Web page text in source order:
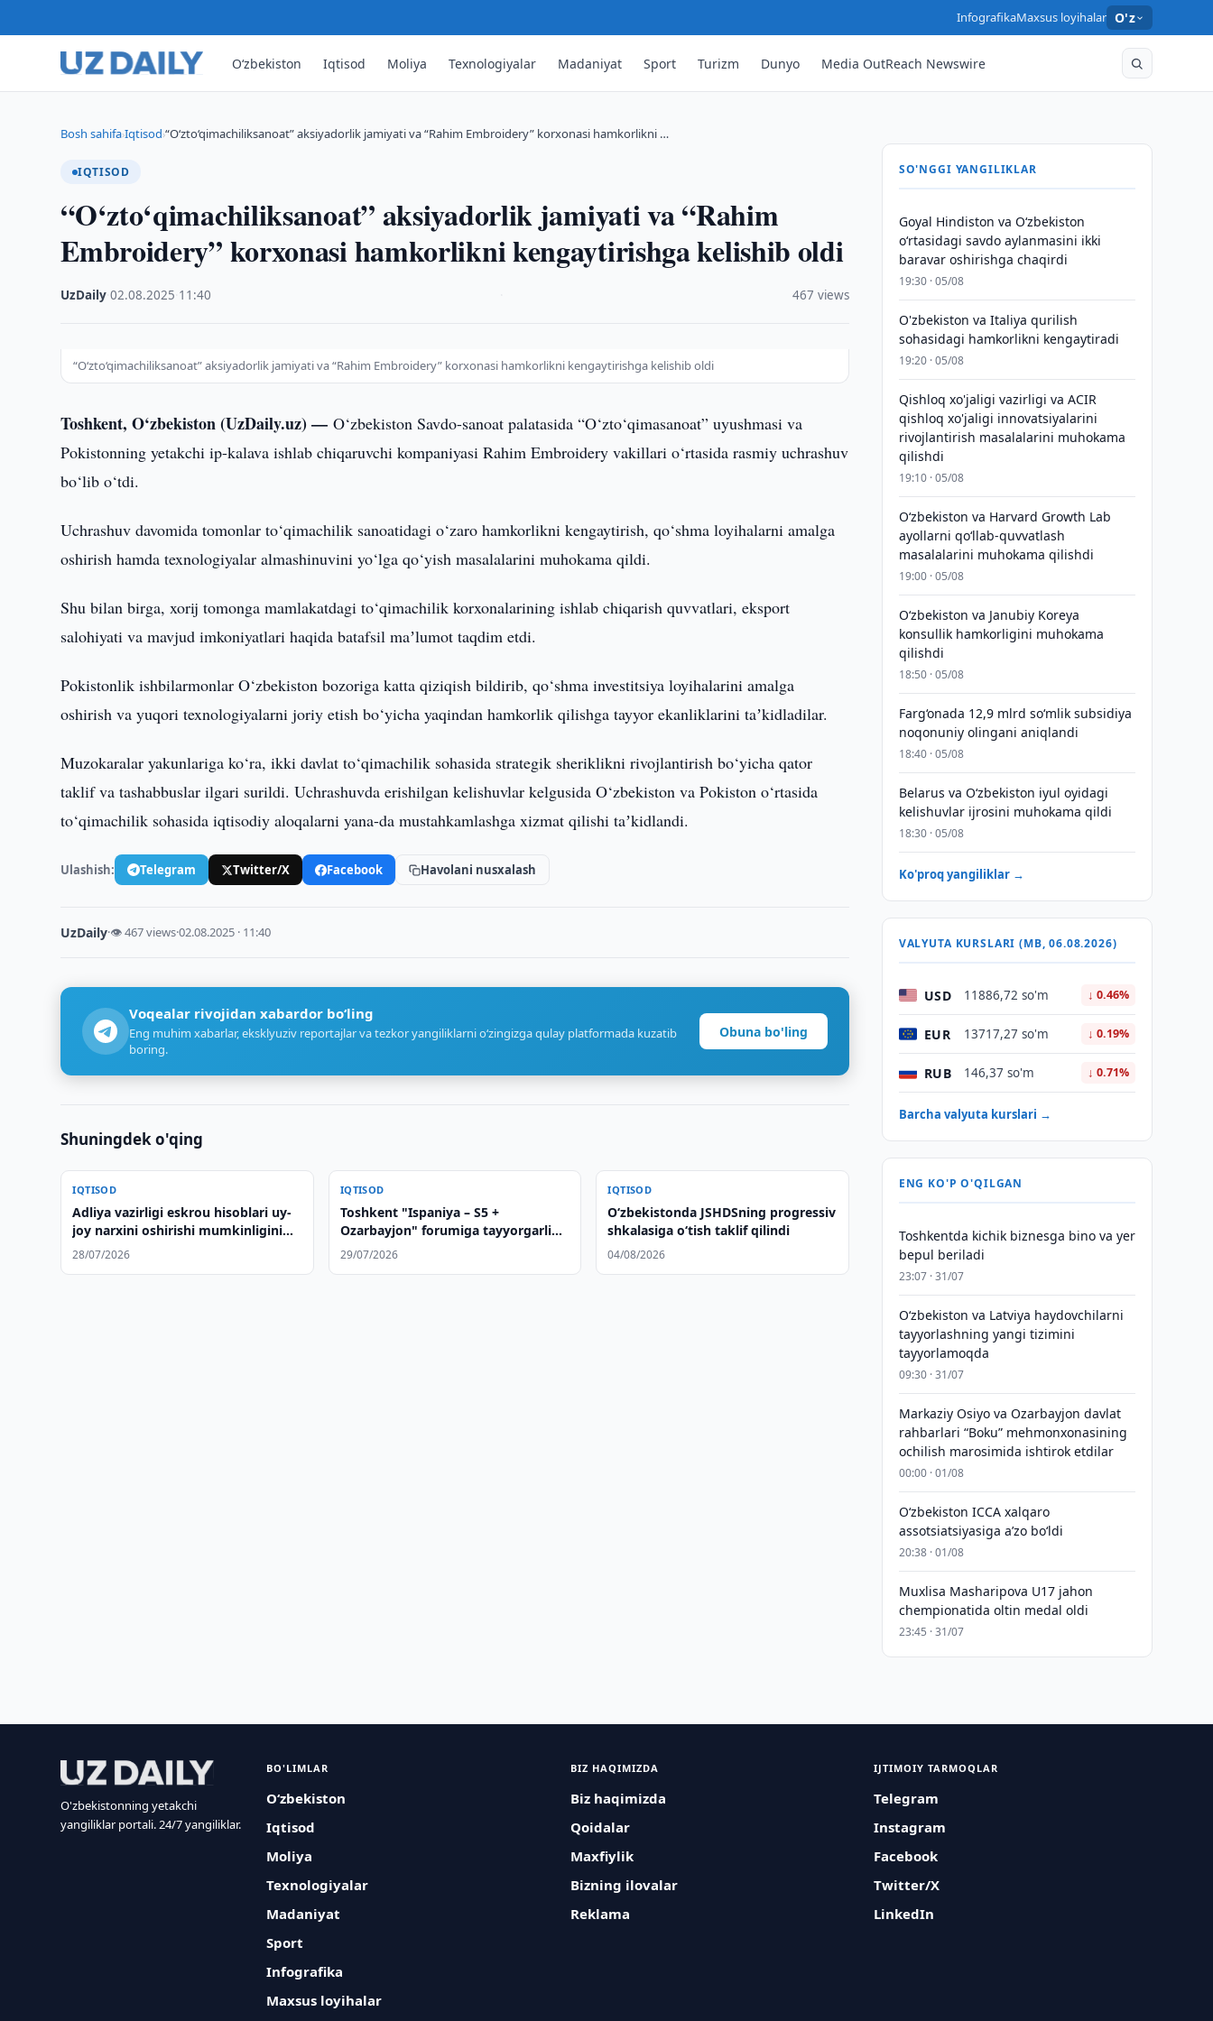
InfografikaMaxsus loyihalar O'z
O‘zbekiston Iqtisod Moliya Texnologiyalar Madaniyat Sport Turizm Dunyo Media OutReach Newswire
Bosh sahifa›Iqtisod›“O‘zto‘qimachiliksanoat” aksiyadorlik jamiyati va “Rahim Embroidery” korxonasi hamkorlikni …
IQTISOD
“O‘zto‘qimachiliksanoat” aksiyadorlik jamiyati va “Rahim
Embroidery” korxonasi hamkorlikni kengaytirishga kelishib oldi
UzDaily ·02.08.2025 11:40 467 views
“O‘zto‘qimachiliksanoat” aksiyadorlik jamiyati va “Rahim Embroidery” korxonasi hamkorlikni kengaytirishga kelishib oldi
Toshkent, O‘zbekiston (UzDaily.uz) —O‘zbekiston Savdo-sanoat palatasida “O‘zto‘qimasanoat” uyushmasi va
Pokistonning yetakchi ip-kalava ishlab chiqaruvchi kompaniyasi Rahim Embroidery vakillari o‘rtasida rasmiy uchrashuv
bo‘lib o‘tdi.
Uchrashuv davomida tomonlar to‘qimachilik sanoatidagi o‘zaro hamkorlikni kengaytirish, qo‘shma loyihalarni amalga
oshirish hamda texnologiyalar almashinuvini yo‘lga qo‘yish masalalarini muhokama qildi.
Shu bilan birga, xorij tomonga mamlakatdagi to‘qimachilik korxonalarining ishlab chiqarish quvvatlari, eksport
salohiyati va mavjud imkoniyatlari haqida batafsil maʼlumot taqdim etdi.
Pokistonlik ishbilarmonlar O‘zbekiston bozoriga katta qiziqish bildirib, qo‘shma investitsiya loyihalarini amalga
oshirish va yuqori texnologiyalarni joriy etish bo‘yicha yaqindan hamkorlik qilishga tayyor ekanliklarini taʼkidladilar.
Muzokaralar yakunlariga ko‘ra, ikki davlat to‘qimachilik sohasida strategik sheriklikni rivojlantirish bo‘yicha qator
taklif va tashabbuslar ilgari surildi. Uchrashuvda erishilgan kelishuvlar kelgusida O‘zbekiston va Pokiston o‘rtasida
to‘qimachilik sohasida iqtisodiy aloqalarni yana-da mustahkamlashga xizmat qilishi taʼkidlandi.
Ulashish: Telegram Twitter/X Facebook Havolani nusxalash
UzDaily·👁 467 views·02.08.2025 · 11:40
Voqealar rivojidan xabardor bo‘ling
Eng muhim xabarlar, eksklyuziv reportajlar va tezkor yangiliklarni o‘zingizga qulay platformada kuzatib
boring.
Obuna bo'ling
Shuningdek o'qing
IQTISOD
Adliya vazirligi eskrou hisoblari uy-
joy narxini oshirishi mumkinligini
bildirdi
28/07/2026
IQTISOD
Toshkent "Ispaniya – S5 +
Ozarbayjon" forumiga tayyorgarlik
ko'rmoqda
29/07/2026
IQTISOD
O‘zbekistonda JSHDSning progressiv
shkalasiga o‘tish taklif qilindi
04/08/2026
SO'NGGI YANGILIKLAR
Goyal Hindiston va Oʻzbekiston
oʻrtasidagi savdo aylanmasini ikki
baravar oshirishga chaqirdi
19:30 · 05/08
O'zbekiston va Italiya qurilish
sohasidagi hamkorlikni kengaytiradi
19:20 · 05/08
Qishloq xo'jaligi vazirligi va ACIR
qishloq xo'jaligi innovatsiyalarini
rivojlantirish masalalarini muhokama
qilishdi
19:10 · 05/08
Oʻzbekiston va Harvard Growth Lab
ayollarni qoʻllab-quvvatlash
masalalarini muhokama qilishdi
19:00 · 05/08
Oʻzbekiston va Janubiy Koreya
konsullik hamkorligini muhokama
qilishdi
18:50 · 05/08
Farg‘onada 12,9 mlrd so‘mlik subsidiya
noqonuniy olingani aniqlandi
18:40 · 05/08
Belarus va O‘zbekiston iyul oyidagi
kelishuvlar ijrosini muhokama qildi
18:30 · 05/08
Ko'proq yangiliklar →
VALYUTA KURSLARI (MB, 06.08.2026)
USD 11886,72 so'm ↓ 0.46%
EUR 13717,27 so'm ↓ 0.19%
RUB 146,37 so'm ↓ 0.71%
Barcha valyuta kurslari →
ENG KO'P O'QILGAN
Toshkentda kichik biznesga bino va yer
bepul beriladi
23:07 · 31/07
Oʻzbekiston va Latviya haydovchilarni
tayyorlashning yangi tizimini
tayyorlamoqda
09:30 · 31/07
Markaziy Osiyo va Ozarbayjon davlat
rahbarlari “Boku” mehmonxonasining
ochilish marosimida ishtirok etdilar
00:00 · 01/08
O‘zbekiston ICCA xalqaro
assotsiatsiyasiga aʼzo bo‘ldi
20:38 · 01/08
Muxlisa Masharipova U17 jahon
chempionatida oltin medal oldi
23:45 · 31/07
O'zbekistonning yetakchi
yangiliklar portali. 24/7 yangiliklar.
BO'LIMLAR
O‘zbekiston
Iqtisod
Moliya
Texnologiyalar
Madaniyat
Sport
Infografika
Maxsus loyihalar
BIZ HAQIMIZDA
Biz haqimizda
Qoidalar
Maxfiylik
Bizning ilovalar
Reklama
IJTIMOIY TARMOQLAR
Telegram
Instagram
Facebook
Twitter/X
LinkedIn